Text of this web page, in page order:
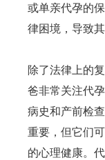
或单亲代孕的
律困境，导致
除了法律上的
爸非常关注代
病史和产前检
重要，但它们
的心理健康。